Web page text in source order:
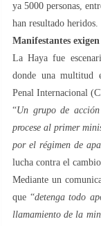
ya 5000 personas,
han resultado heridos.
Manifestantes
La Haya fue
donde una multitud
Penal Internacional
“Un grupo de
procese al primer
por el régimen de
lucha contra el
Mediante un
que “detenga todo
llamamiento de la